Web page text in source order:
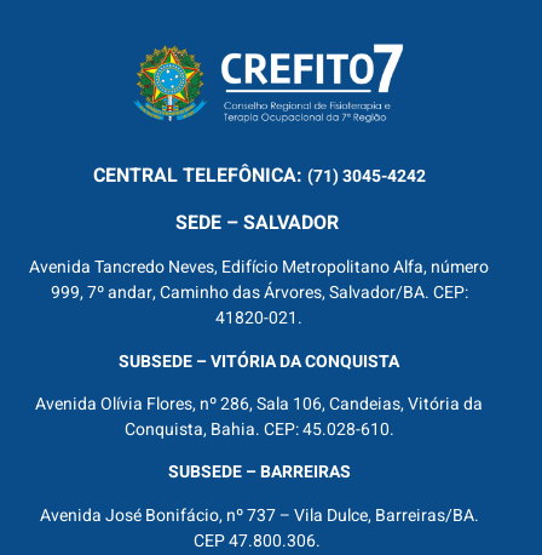
CENTRALTELEFÔNICA: (71) 3045-4242
SEDE – SALVADOR
Avenida Tancredo Neves, Edifício Metropolitano Alfa, número
999, 7º andar, Caminho das Árvores, Salvador/BA. CEP:
41820-021.
SUBSEDE – VITÓRIA DA CONQUISTA
Avenida Olívia Flores, nº 286, Sala 106, Candeias, Vitória da
Conquista, Bahia. CEP: 45.028-610.
SUBSEDE – BARREIRAS
Avenida José Bonifácio, nº 737 – Vila Dulce, Barreiras/BA.
CEP 47.800.306.